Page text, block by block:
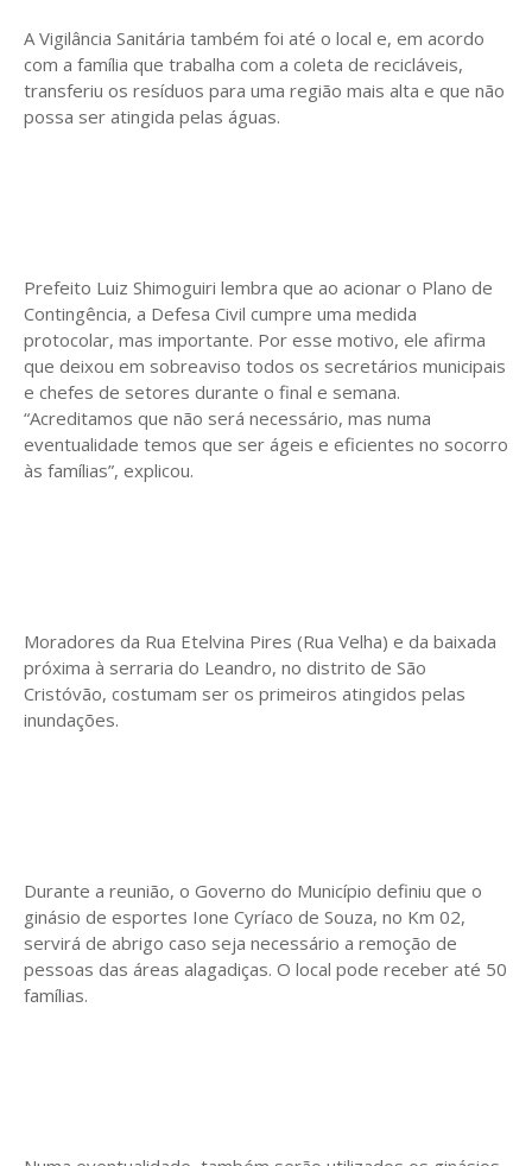
A Vigilância Sanitária também foi até o local e, em acordo
com a família que trabalha com a coleta de recicláveis,
transferiu os resíduos para uma região mais alta e que não
possa ser atingida pelas águas.
Prefeito Luiz Shimoguiri lembra que ao acionar o Plano de
Contingência, a Defesa Civil cumpre uma medida
protocolar, mas importante. Por esse motivo, ele afirma
que deixou em sobreaviso todos os secretários municipais
e chefes de setores durante o final e semana.
“Acreditamos que não será necessário, mas numa
eventualidade temos que ser ágeis e eficientes no socorro
às famílias”, explicou.
Moradores da Rua Etelvina Pires (Rua Velha) e da baixada
próxima à serraria do Leandro, no distrito de São
Cristóvão, costumam ser os primeiros atingidos pelas
inundações.
Durante a reunião, o Governo do Município definiu que o
ginásio de esportes Ione Cyríaco de Souza, no Km 02,
servirá de abrigo caso seja necessário a remoção de
pessoas das áreas alagadiças. O local pode receber até 50
famílias.